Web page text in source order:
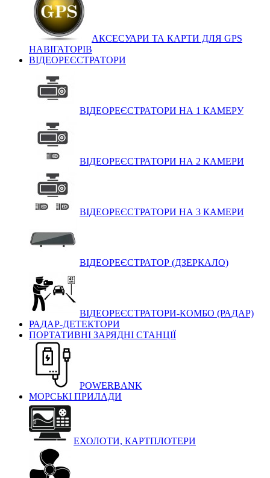
АКСЕСУАРИ ТА КАРТИ ДЛЯ GPS
НАВІГАТОРІВ
ВІДЕОРЕЄСТРАТОРИ
ВІДЕОРЕЄСТРАТОРИ НА 1 КАМЕРУ
ВІДЕОРЕЄСТРАТОРИ НА 2 КАМЕРИ
ВІДЕОРЕЄСТРАТОРИ НА 3 КАМЕРИ
ВІДЕОРЕЄСТРАТОР (ДЗЕРКАЛО)
ВІДЕОРЕЄСТРАТОРИ-КОМБО (РАДАР)
РАДАР-ДЕТЕКТОРИ
ПОРТАТИВНІ ЗАРЯДНІ СТАНЦІЇ
POWERBANK
МОРСЬКІ ПРИЛАДИ
ЕХОЛОТИ, КАРТПЛОТЕРИ